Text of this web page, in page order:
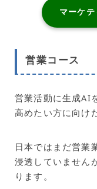
マーケ
営業コース
営業活動に生成AI
高めたい方に向け
日本ではまだ営業
浸透していません
ります。